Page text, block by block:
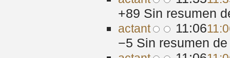
+89 Sin resumen
actant 11:06
−5 Sin resumen